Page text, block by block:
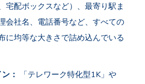
宅配ボックスなど）、最寄り駅ま
会社名、電話番号など、すべての
に均等な大きさで詰め込んでいる
：
「テレワーク特化型1K」や